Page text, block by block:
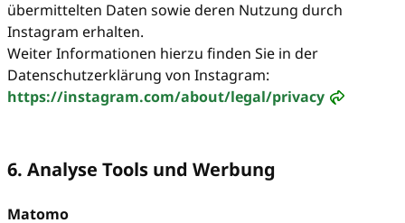
übermittelten Daten sowie deren Nutzung durch
Instagram erhalten.
Weiter Informationen hierzu finden Sie in der
Datenschutzerklärung von Instagram:
https://instagram.com/about/legal/privacy
6. Analyse Tools und Werbung
Matomo